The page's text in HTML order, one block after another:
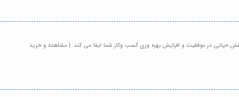
حیاتی در موفقیت و افزایش بهره وری کسب وکار شما ایفا می کند. | مشاهده و خرید